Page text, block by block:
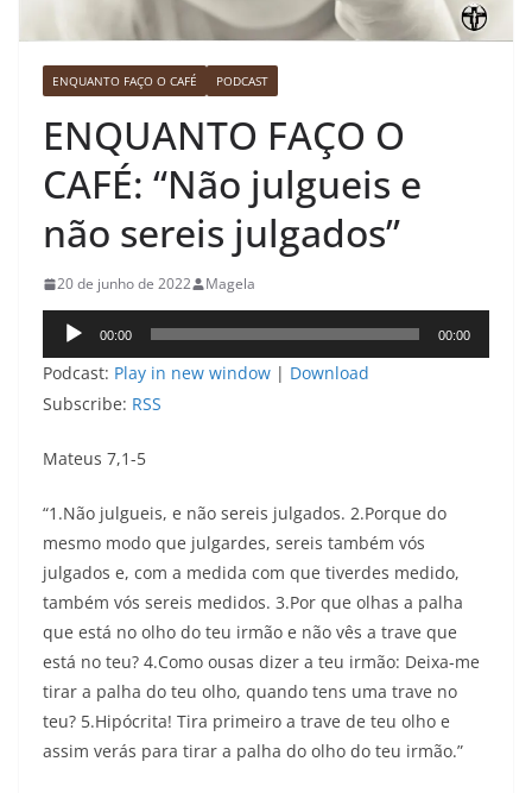
ENQUANTO FAÇO O CAFÉ PODCAST
ENQUANTO FAÇO O
CAFÉ: “Não julgueis e
não sereis julgados”
20 de junho de 2022 Magela
Tocador
de
áudio
00:00 00:00
Podcast: Play in new window | Download
Subscribe: RSS
Mateus 7,1-5
“1.Não julgueis, e não sereis julgados. 2.Porque do
mesmo modo que julgardes, sereis também vós
julgados e, com a medida com que tiverdes medido,
também vós sereis medidos. 3.Por que olhas a palha
que está no olho do teu irmão e não vês a trave que
está no teu? 4.Como ousas dizer a teu irmão: Deixa-me
tirar a palha do teu olho, quando tens uma trave no
teu? 5.Hipócrita! Tira primeiro a trave de teu olho e
assim verás para tirar a palha do olho do teu irmão.”